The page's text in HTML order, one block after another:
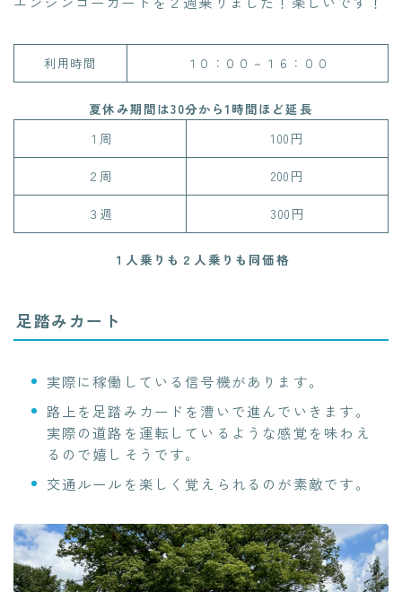
利用時間 １０：００－１６：００
夏休み期間は30分から1時間ほど延長
１周
100円
２周 200円
３週 300円
１人乗りも２人乗りも同価格
足踏みカート
実際に稼働している信号機があります。
路上を足踏みカードを漕いで進んでいきます。
実際の道路を運転しているような感覚を味わえ
るので嬉しそうです。
交通ルールを楽しく覚えられるのが素敵です。